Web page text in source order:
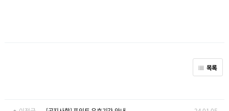
목록